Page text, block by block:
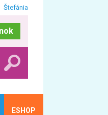
Štefánia
ESHOP